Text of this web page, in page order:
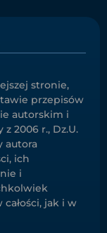
stronie,
przepisów
autorskim i
2006 r., Dz.U.
autora
ich
i
jak i w